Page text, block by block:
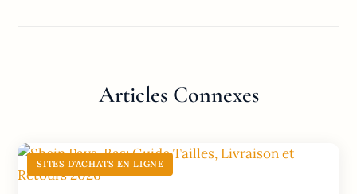
Articles Connexes
SITES D'ACHATS EN LIGNE